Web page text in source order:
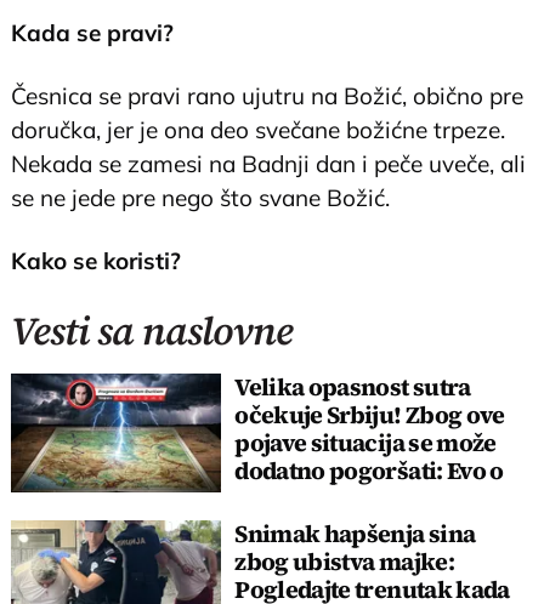
Kada se pravi?
Česnica se pravi rano ujutru na Božić, obično pre
doručka, jer je ona deo svečane božićne trpeze.
Nekada se zamesi na Badnji dan i peče uveče, ali
se ne jede pre nego što svane Božić.
Kako se koristi?
Vesti sa naslovne
Velika opasnost sutra
očekuje Srbiju! Zbog ove
pojave situacija se može
dodatno pogoršati: Evo o
Snimak hapšenja sina
zbog ubistva majke:
Pogledajte trenutak kada